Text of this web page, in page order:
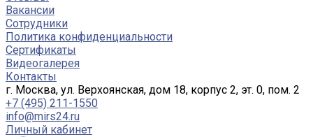
Вакансии
Сотрудники
Политика конфиденциальности
Сертификаты
Видеогалерея
Контакты
г. Москва, ул. Верхоянская, дом 18, корпус 2, эт. 0, пом. 2
+7 (495) 211-1550
info@mirs24.ru
Личный кабинет